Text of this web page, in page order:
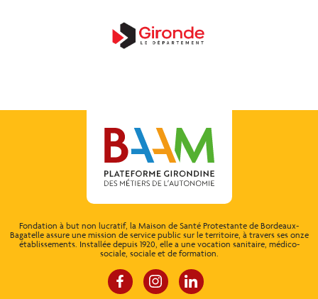
Fondation à but non lucratif, la Maison de Santé Protestante de Bordeaux-
Bagatelle assure une mission de service public sur le territoire, à travers ses onze
établissements. Installée depuis 1920, elle a une vocation sanitaire, médico-
sociale, sociale et de formation.